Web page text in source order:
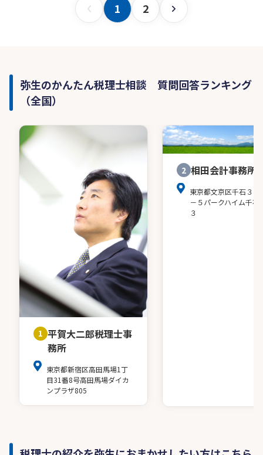
1 2
弥生のかんたん税理士相談 質問回答ランキング
（全国）
1 平賀大二郎税理士事
務所
東京都新宿区高田馬場1丁
目31番8号高田馬場ダイカ
ンプラザ805
2 相田会計事務所
東京都文京区千石３－
－５パークハイム千石
３